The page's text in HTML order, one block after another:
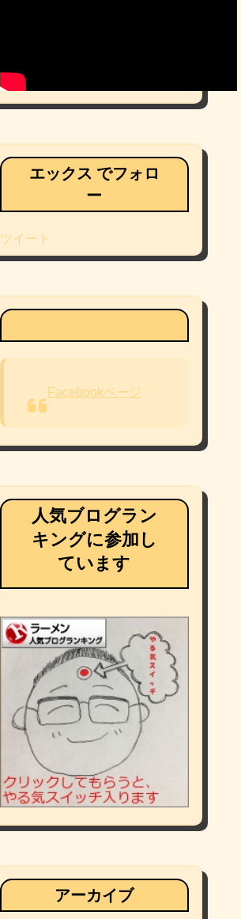
エックス でフォロ
ー
ツイート
Facebookページ
人気ブログラン
キングに参加し
ています
アーカイブ